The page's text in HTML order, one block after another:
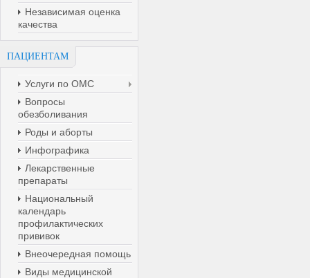
Независимая оценка
качества
ПАЦИЕНТАМ
Услуги по ОМС
Вопросы
обезболивания
Роды и аборты
Инфографика
Лекарственные
препараты
Национальный
календарь
профилактических
прививок
Внеочередная помощь
Виды медицинской